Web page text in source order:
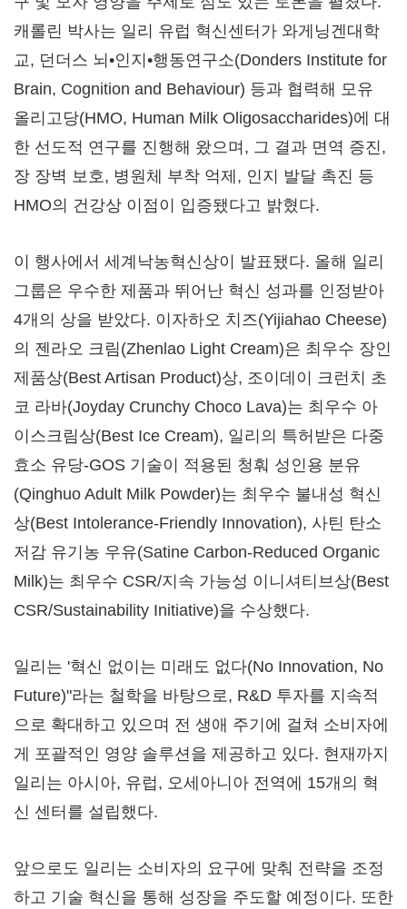
캐롤린 박사는 일리 유럽 혁신센터가 와게닝겐대학
교, 던더스 뇌•인지•행동연구소(Donders Institute for
Brain, Cognition and Behaviour) 등과 협력해 모유
올리고당(HMO, Human Milk Oligosaccharides)에 대
한 선도적 연구를 진행해 왔으며, 그 결과 면역 증진,
장 장벽 보호, 병원체 부착 억제, 인지 발달 촉진 등
HMO의 건강상 이점이 입증됐다고 밝혔다.
이 행사에서 세계낙농혁신상이 발표됐다. 올해 일리
그룹은 우수한 제품과 뛰어난 혁신 성과를 인정받아
4개의 상을 받았다. 이자하오 치즈(Yijiahao Cheese)
의 젠라오 크림(Zhenlao Light Cream)은 최우수 장인
제품상(Best Artisan Product)상, 조이데이 크런치 초
코 라바(Joyday Crunchy Choco Lava)는 최우수 아
이스크림상(Best Ice Cream), 일리의 특허받은 다중
효소 유당-GOS 기술이 적용된 청훠 성인용 분유
(Qinghuo Adult Milk Powder)는 최우수 불내성 혁신
상(Best Intolerance-Friendly Innovation), 사틴 탄소
저감 유기농 우유(Satine Carbon-Reduced Organic
Milk)는 최우수 CSR/지속 가능성 이니셔티브상(Best
CSR/Sustainability Initiative)을 수상했다.
일리는 '혁신 없이는 미래도 없다(No Innovation, No
Future)"라는 철학을 바탕으로, R&D 투자를 지속적
으로 확대하고 있으며 전 생애 주기에 걸쳐 소비자에
게 포괄적인 영양 솔루션을 제공하고 있다. 현재까지
일리는 아시아, 유럽, 오세아니아 전역에 15개의 혁
신 센터를 설립했다.
앞으로도 일리는 소비자의 요구에 맞춰 전략을 조정
하고 기술 혁신을 통해 성장을 주도할 예정이다. 또한